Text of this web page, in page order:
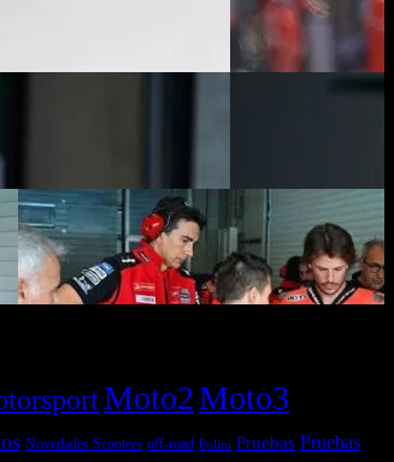
Moto2Moto3
Novedades Scooters off-road Polini Pruebas Pruebas